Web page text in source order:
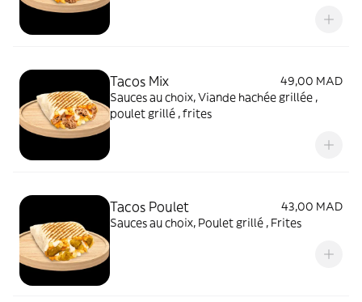
Tacos Mix
49,00 MAD
Sauces au choix, Viande hachée grillée ,
poulet grillé , frites
Tacos Poulet
43,00 MAD
Sauces au choix, Poulet grillé , Frites